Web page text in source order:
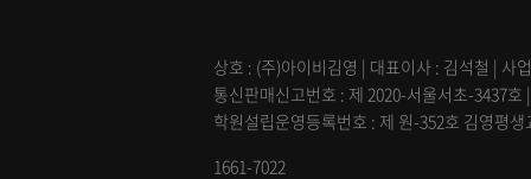
상호 : (주)아이비김영 | 대표이사 : 김석철 | 사
통신판매신고번호 : 제 2020-서울서초-3437
학원설립운영등록번호 : 제 원-352호 김영평
1661-7022